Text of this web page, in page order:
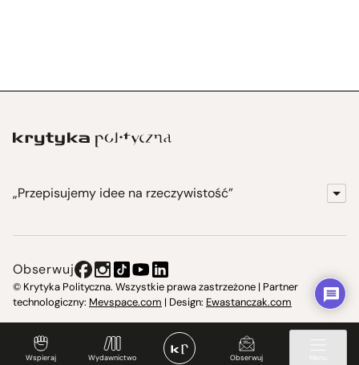
Wspieraj Wydawnictwo Obserwuj
„Przepisujemy idee na rzeczywistość”
Instytut Krytyki Politycznej
Świetlica w Cieszynie
Obserwuj
© Krytyka Polityczna. Wszystkie prawa zastrzeżone | Partner
technologiczny: Mevspace.com | Design: Ewastanczak.com